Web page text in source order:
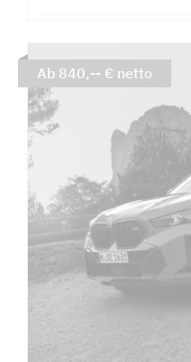
Ab 840,-- € netto